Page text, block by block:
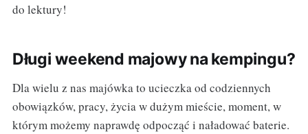
do lektury!
Długi weekend majowy na kempingu?
Dla wielu z nas majówka to ucieczka od codziennych
obowiązków, pracy, życia w dużym mieście, moment, w
którym możemy naprawdę odpocząć i naładować baterie.